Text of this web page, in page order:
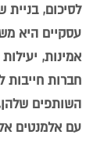
לסיכום, בניית
עסקיים היא
אמינות,
חברות חייבות
השותפים
עם אלמנטים